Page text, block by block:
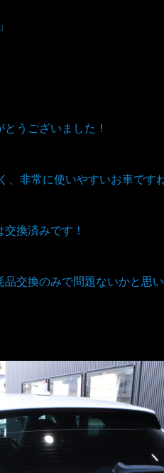
うございました！
、非常に使いやすいお車です
換済みです！
交換のみで問題ないかと思